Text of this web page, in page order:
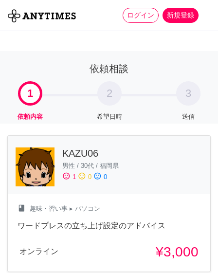
ログイン 新規登録
全て 家事 more_horiz
依頼相談
1
依頼内容
2
希望日時
3
送信
KAZU06
男性 / 30代 / 福岡県
sentiment_satisfied 1 sentiment_neutral 0 sentiment_dissatisfied 0
class 趣味・習い事 ▸ パソコン
ワードプレスの立ち上げ設定のアドバイス
オンライン ¥3,000